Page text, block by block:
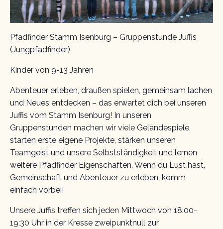
Pfadfinder Stamm Isenburg – Gruppenstunde Juffis
(Jungpfadfinder)
Kinder von 9-13 Jahren
Abenteuer erleben, draußen spielen, gemeinsam lachen
und Neues entdecken – das erwartet dich bei unseren
Juffis vom Stamm Isenburg! In unseren
Gruppenstunden machen wir viele Geländespiele,
starten erste eigene Projekte, stärken unseren
Teamgeist und unsere Selbstständigkeit und lernen
weitere Pfadfinder Eigenschaften. Wenn du Lust hast,
Gemeinschaft und Abenteuer zu erleben, komm
einfach vorbei!
Unsere Juffis treffen sich jeden Mittwoch von 18:00-
19:30 Uhr in der Kresse zweipunktnull zur